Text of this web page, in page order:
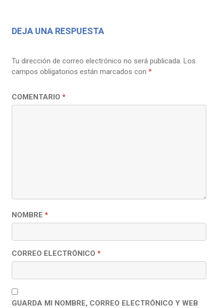
DEJA UNA RESPUESTA
Tu dirección de correo electrónico no será publicada. Los
campos obligatorios están marcados con *
COMENTARIO *
NOMBRE *
CORREO ELECTRÓNICO *
GUARDA MI NOMBRE, CORREO ELECTRÓNICO Y WEB